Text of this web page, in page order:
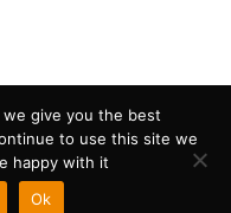
give you the best
to use this site we
happy with it.
Ok